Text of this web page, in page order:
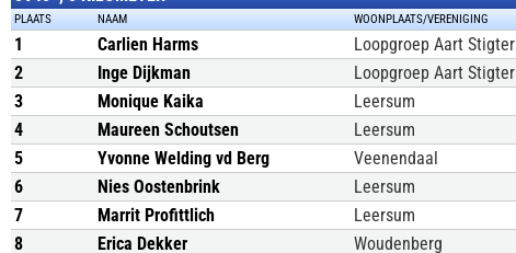
PLAATS NAAM WOONPLAATS/VERENIGING
1 Carlien Harms Loopgroep Aart Stigter
2
Inge Dijkman Loopgroep Aart Stigter
3
Monique Kaika Leersum
4
Maureen Schoutsen Leersum
5
Yvonne Welding vd Berg Veenendaal
6
Nies Oostenbrink Leersum
7
Marrit Profittlich Leersum
8
Erica Dekker Woudenberg